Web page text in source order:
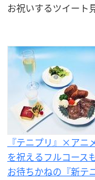
お祝いするツイート
『テニプリ』×アニ
を祝えるフルコース
お待ちかねの『新テ